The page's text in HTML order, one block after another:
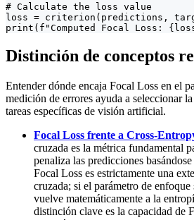
# Calculate the loss value
loss = criterion(predictions,
print(f"Computed Focal Loss:
Distinción de conceptos
Entender dónde encaja Focal Loss en el
medición de errores ayuda a seleccionar
tareas específicas de visión artificial.
Focal Loss frente a Cross-
cruzada es la métrica fundamental
penaliza las predicciones
Focal Loss es estrictamente una
cruzada; si el parámetro de enfoque
vuelve matemáticamente a la
distinción clave es la capacidad de